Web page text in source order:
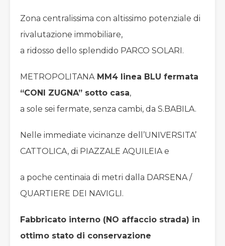
Zona centralissima con altissimo potenziale di
rivalutazione immobiliare,
a ridosso dello splendido PARCO SOLARI.
METROPOLITANAMM4 linea BLU fermata
“CONI ZUGNA” sotto casa,
a sole sei fermate, senza cambi, da S.BABILA.
Nelle immediate vicinanze dell’UNIVERSITA’
CATTOLICA, di PIAZZALE AQUILEIA e
a poche centinaia di metri dalla DARSENA /
QUARTIERE DEI NAVIGLI.
Fabbricato interno (NO affaccio strada) in
ottimo stato di conservazione